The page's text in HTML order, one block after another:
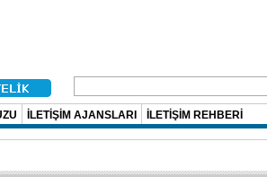
İLETİŞİM AJANSLARI İLETİŞİM REHBERİ